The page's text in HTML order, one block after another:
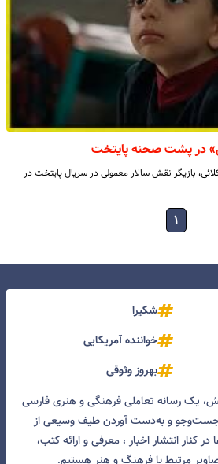
در پشت‌ صحنه پایتخت
بازیگر نقش سالار معمولی در سریال پایتخت در
۱
شکیرا
خواننده آمریکایی
بهروز وثوقی
یک رسانه تعاملی فرهنگی و هنری فارسی
جست‌و‌جو و به‌دست آوردن طیف وسیعی از
کنار انتشار اخبار ، معرفی و ارائه کتب،